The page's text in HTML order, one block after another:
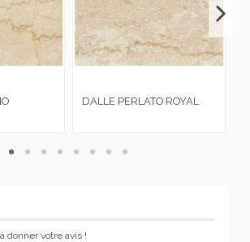
DALLE PERLATO ROYAL
donner votre avis !